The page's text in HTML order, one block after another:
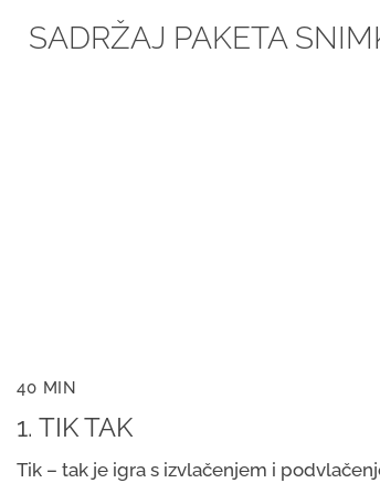
SADRŽAJ PAKETA
40 MIN
1. TIK TAK
Tik – tak je igra s izvlačenjem i